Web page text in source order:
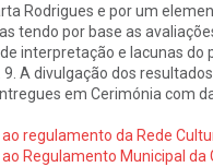
Rodrigues e por um
tendo por base as
interpretação e lacunas do
9. A divulgação dos
em Cerimónia com
regulamento da Rede
Regulamento Municipal